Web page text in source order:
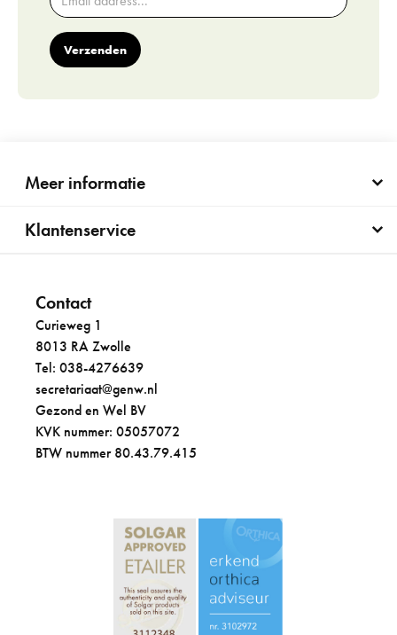
Verzenden
Meer informatie
Klantenservice
Contact
Curieweg 1
8013 RA Zwolle
Tel: 038-4276639
secretariaat@genw.nl
Gezond en Wel BV
KVK nummer: 05057072
BTW nummer 80.43.79.415